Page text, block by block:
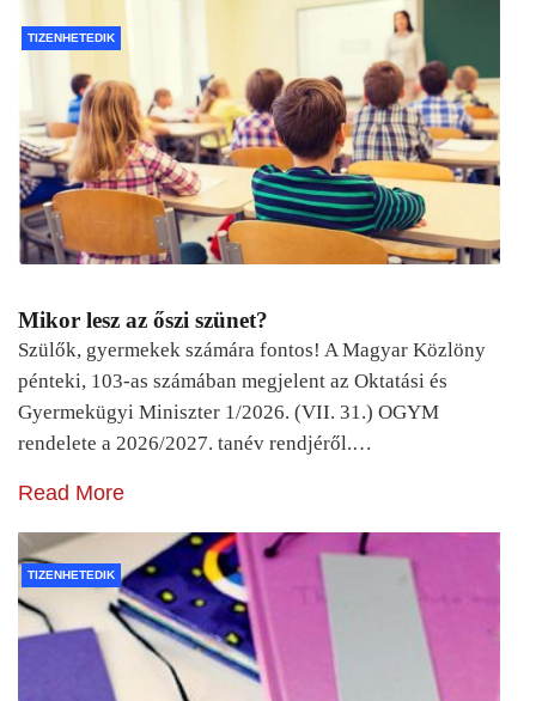
TIZENHETEDIK
Mikor lesz az őszi szünet?
Szülők, gyermekek számára fontos! A Magyar Közlöny
pénteki, 103-as számában megjelent az Oktatási és
Gyermekügyi Miniszter 1/2026. (VII. 31.) OGYM
rendelete a 2026/2027. tanév rendjéről.…
Read More
TIZENHETEDIK